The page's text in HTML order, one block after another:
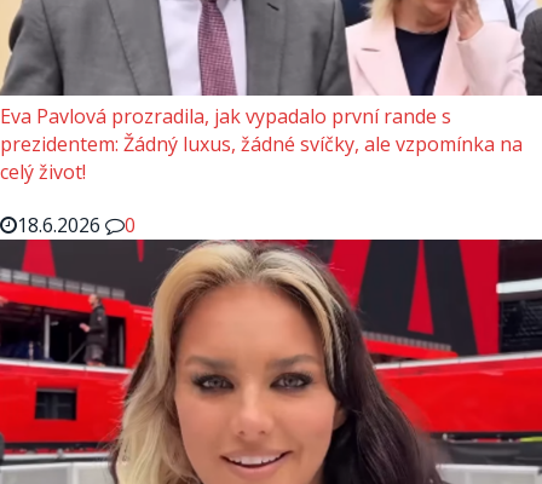
Eva Pavlová prozradila, jak vypadalo první rande s
prezidentem: Žádný luxus, žádné svíčky, ale vzpomínka na
celý život!
18.6.2026
0